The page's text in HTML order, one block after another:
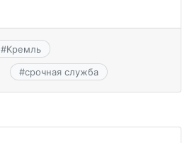
#Кремль
#срочная служба